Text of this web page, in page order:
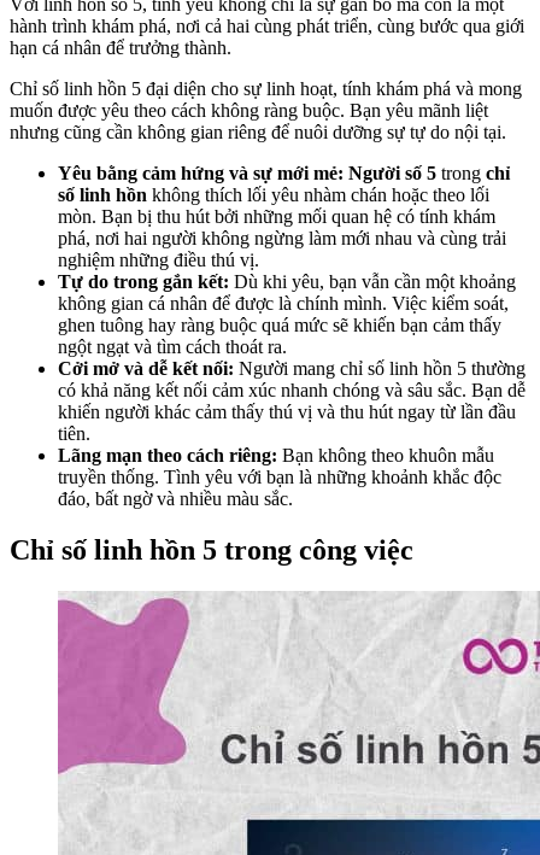
hành trình khám phá, nơi cả hai cùng phát triển, cùng bước qua giới
hạn cá nhân để trưởng thành.
Chỉ số linh hồn 5 đại diện cho sự linh hoạt, tính khám phá và mong
muốn được yêu theo cách không ràng buộc. Bạn yêu mãnh liệt
nhưng cũng cần không gian riêng để nuôi dưỡng sự tự do nội tại.
Yêu bằng cảm hứng và sự mới mẻ: Người số 5 trong chỉ
số linh hồn không thích lối yêu nhàm chán hoặc theo lối
mòn. Bạn bị thu hút bởi những mối quan hệ có tính khám
phá, nơi hai người không ngừng làm mới nhau và cùng trải
nghiệm những điều thú vị.
Tự do trong gắn kết: Dù khi yêu, bạn vẫn cần một khoảng
không gian cá nhân để được là chính mình. Việc kiểm soát,
ghen tuông hay ràng buộc quá mức sẽ khiến bạn cảm thấy
ngột ngạt và tìm cách thoát ra.
Cởi mở và dễ kết nối: Người mang chỉ số linh hồn 5 thường
có khả năng kết nối cảm xúc nhanh chóng và sâu sắc. Bạn dễ
khiến người khác cảm thấy thú vị và thu hút ngay từ lần đầu
tiên.
Lãng mạn theo cách riêng: Bạn không theo khuôn mẫu
truyền thống. Tình yêu với bạn là những khoảnh khắc độc
đáo, bất ngờ và nhiều màu sắc.
Chỉ số linh hồn 5 trong công việc